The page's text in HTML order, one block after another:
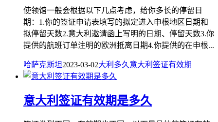
使领馆一般会根据以下几点考虑，给你多长的停留日
期：1.你的签证申请表填写的拟定进入申根地区日期和
拟停留天数2.意大利邀请函上写明的日期、停留天数3.你
提供的航班订单注明的欧洲抵离日期4.你提供的在申根...
哈萨克斯坦2023-03-02大利 多久 意大利 签证有效期
意大利签证有效期是多久